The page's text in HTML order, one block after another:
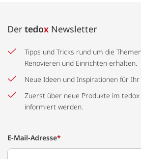
Der tedox Newsletter
Tipps und Tricks rund um die
Renovieren und Einrichten erhalten.
Neue Ideen und Inspirationen für
Zuerst über neue Produkte im tedox
informiert werden.
E-Mail-Adresse*